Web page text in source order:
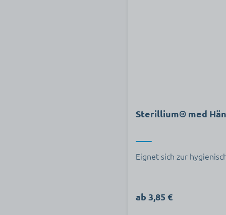
Sterillium® med
Eignet sich zur
ab 3,85 €